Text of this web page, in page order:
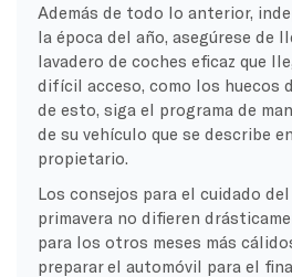
Además de todo lo anterior,
la época del año, asegúrese de
lavadero de coches eficaz que
difícil acceso, como los huecos
de esto, siga el programa de
de su vehículo que se describe
propietario.
Los consejos para el cuidado
primavera no difieren
para los otros meses más
preparar el automóvil para el